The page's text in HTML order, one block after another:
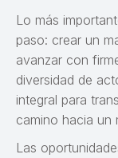
Lo más
paso: crear un
avanzar con
diversidad de
integral para
camino hacia un
Las